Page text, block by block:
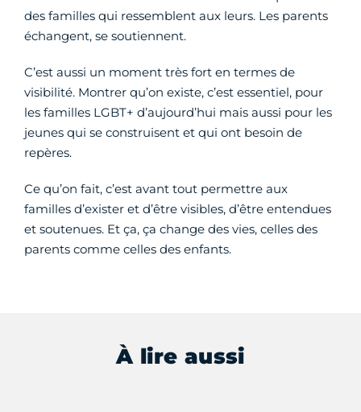
des familles qui ressemblent aux leurs. Les parents
échangent, se soutiennent.
C’est aussi un moment très fort en termes de
visibilité. Montrer qu’on existe, c’est essentiel, pour
les familles LGBT+ d’aujourd’hui mais aussi pour les
jeunes qui se construisent et qui ont besoin de
repères.
Ce qu’on fait, c’est avant tout permettre aux
familles d’exister et d’être visibles, d’être entendues
et soutenues. Et ça, ça change des vies, celles des
parents comme celles des enfants.
À lire aussi